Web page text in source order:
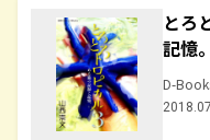
とろ
記憶
D-